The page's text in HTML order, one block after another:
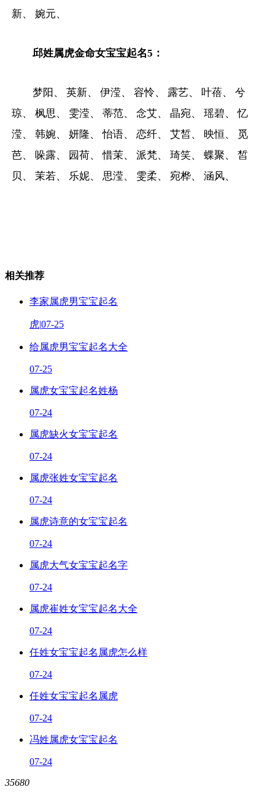
新、 婉元、
邱姓属虎金命女宝宝起名5：
梦阳、 英新、 伊滢、 容怜、 露艺、 叶蓓、 兮
琼、 枫思、 雯滢、 蒂范、 念艾、 晶宛、 瑶碧、 忆
滢、 韩婉、 妍隆、 怡语、 恋纤、 艾皙、 映恒、 觅
芭、 哚露、 园荷、 惜茉、 派梵、 琦笑、 蝶聚、 皙
贝、 茉若、 乐妮、 思滢、 雯柔、 宛桦、 涵风、
相关推荐
李家属虎男宝宝起名
虎|07-25
给属虎男宝宝起名大全
07-25
属虎女宝宝起名姓杨
07-24
属虎缺火女宝宝起名
07-24
属虎张姓女宝宝起名
07-24
属虎诗意的女宝宝起名
07-24
属虎大气女宝宝起名字
07-24
属虎崔姓女宝宝起名大全
07-24
任姓女宝宝起名属虎怎么样
07-24
任姓女宝宝起名属虎
07-24
冯姓属虎女宝宝起名
07-24
35680